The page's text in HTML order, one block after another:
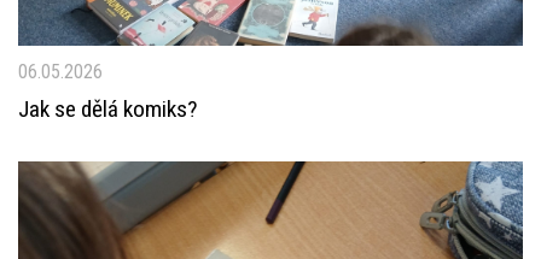
06.05.2026
Jak se dělá komiks?